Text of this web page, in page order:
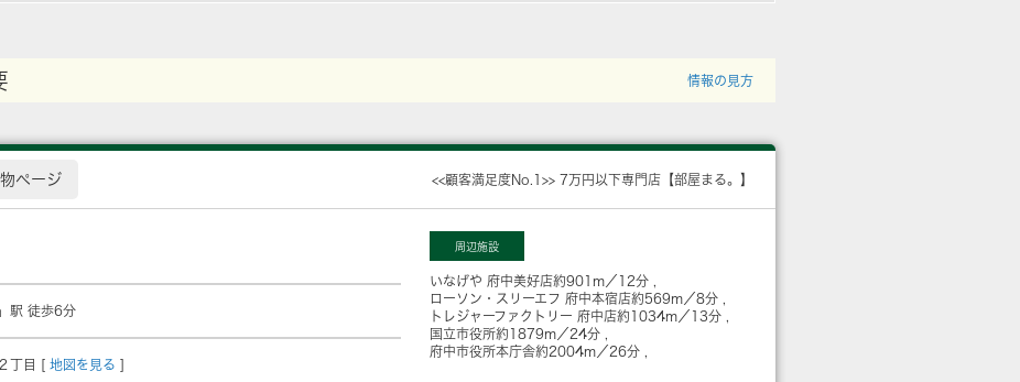
情報の見方
ページ <<顧客満足度No.1>> 7万円以下専門店【部屋まる。】
」駅 徒歩6分
丁目 [ 地図を見る ]
周辺施設
いなげや 府中美好店約901m／12分
ローソン・スリーエフ 府中本宿店約569m／8分
トレジャーファクトリー 府中店約1034m／13分
国立市役所約1879m／24分
府中市役所本庁舎約2004m／26分